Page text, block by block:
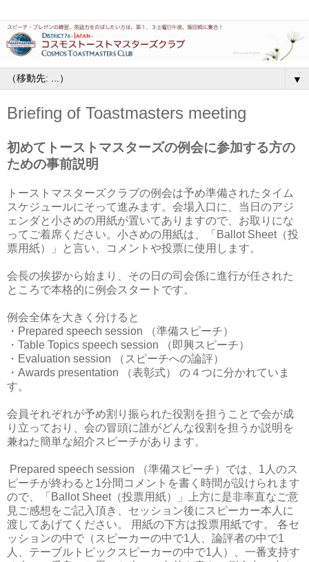
▼
Briefing of Toastmasters meeting
初めてトーストマスターズの例会に参加する方の
ための事前説明
トーストマスターズクラブの例会は予め準備されたタイム
スケジュールにそって進みます。会場入口に、当日のアジ
ェンダと小さめの用紙が置いてありますので、お取りにな
ってご着席ください。小さめの用紙は、「Ballot Sheet（投
票用紙）」と言い、コメントや投票に使用します。
会長の挨拶から始まり、その日の司会係に進行が任された
ところで本格的に例会スタートです。
例会全体を大きく分けると
・Prepared speech session （準備スピーチ）
・Table Topics speech session （即興スピーチ）
・Evaluation session （スピーチへの論評）
・Awards presentation （表彰式） の４つに分かれていま
す。
会員それぞれが予め割り振られた役割を担うことで会が成
り立っており、会の冒頭に誰がどんな役割を担うか説明を
兼ねた簡単な紹介スピーチがあります。
Prepared speech session （準備スピーチ）では、1人のス
ピーチが終わると1分間コメントを書く時間が設けられます
ので、「Ballot Sheet（投票用紙）」上方に是非率直なご意
見ご感想をご記入頂き、セッション後にスピーカー本人に
渡してあげてください。 用紙の下方は投票用紙です。 各セ
ッションの中で（スピーカーの中で1人、論評者の中で1
人、テーブルトピックスピーカーの中で1人）、一番支持す